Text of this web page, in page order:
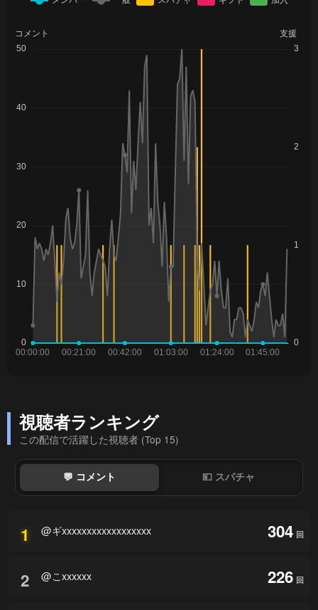
視聴者ランキング
この配信で活躍した視聴者 (Top 15)
💬 コメント 💴 スパチャ
1 @ギxxxxxxxxxxxxxxxxxx 304 回
2 @こxxxxxx 226 回